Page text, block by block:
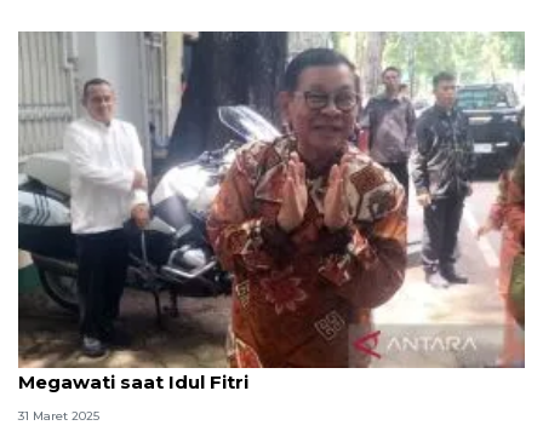
Pramono Anung dan Bang Doel sambangi rumah
Megawati saat Idul Fitri
31 Maret 2025